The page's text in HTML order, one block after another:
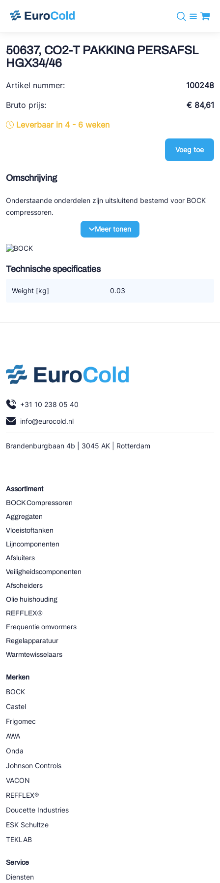
info@eurocold.nl
Merken
BOCK
REFFLEX®
Doucette Industries
ESK Schultze
TEKLAB
Koudemiddelen
Diensten
Nieuws
Over ons
50637, CO2-T PAKKING PERSAFSL
HGX34/46
Artikel nummer:
100248
Bruto prijs:
€ 84,61
Leverbaar in 4 - 6 weken
Voeg toe
Omschrijving
Onderstaande onderdelen zijn uitsluitend bestemd voor BOCK
compressoren.
Meer tonen
Technische specificaties
Weight [kg] 0.03
+31 10 238 05 40
info@eurocold.nl
Brandenburgbaan 4b | 3045 AK | Rotterdam
Assortiment
BOCK Compressoren
Aggregaten
Vloeistoftanken
Lijncomponenten
Afsluiters
Veiligheidscomponenten
Afscheiders
Olie huishouding
REFFLEX®
Frequentie omvormers
Regelapparatuur
Warmtewisselaars
Merken
BOCK
Castel
Frigomec
AWA
Onda
Johnson Controls
VACON
REFFLEX®
Doucette Industries
ESK Schultze
TEKLAB
Service
Diensten